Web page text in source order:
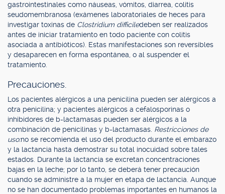
gastrointestinales como náuseas, vómitos, diarrea, colitis
seudomembranosa (exámenes laboratoriales de heces para
investigar toxinas de Clostridium difficiledeben ser realizados
antes de iniciar tratamiento en todo paciente con colitis
asociada a antibióticos). Estas manifestaciones son reversibles
y desaparecen en forma espontánea, o al suspender el
tratamiento.
Precauciones.
Los pacientes alérgicos a una penicilina pueden ser alérgicos a
otra penicilina; y pacientes alérgicos a cefalosporinas o
inhibidores de b-lactamasas pueden ser alérgicos a la
combinación de penicilinas y b-lactamasas. Restricciones de
uso:no se recomienda el uso del producto durante el embarazo
y la lactancia hasta demostrar su total inocuidad sobre tales
estados. Durante la lactancia se excretan concentraciones
bajas en la leche; por lo tanto, se deberá tener precaución
cuando se administre a la mujer en etapa de lactancia. Aunque
no se han documentado problemas importantes en humanos la